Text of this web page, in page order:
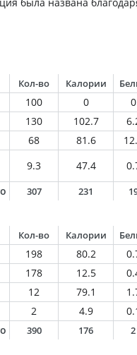
Кол-во Калории
100 0 0
130 102.7
68 81.6
9.3 47.4
307 231
Кол-во Калории
198 80.2
178 12.5
12 79.1
2 4.9
390 176 2